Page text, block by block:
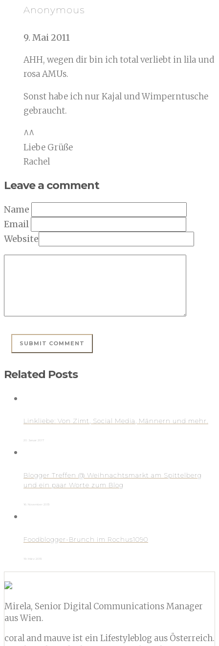
Anonymous
9. Mai 2011
AHH, wegen dir bin ich total verliebt in lila und
rosa AMUs.
Sonst habe ich nur Kajal und Wimperntusche
gebraucht.
^^
Liebe Grüße
Rachel
Leave a comment
Name
Email
Website
Related Posts
Linkliebe: Von Zimt, Social Media, Männern und mehr.
20. Januar 2017
Blogger Treffen @ Weihnachtsmarkt am Spittelberg
und ein paar Worte zum Blog
16. November 2013
Foodblogger-Brunch im Rochus1090
19. März 2013
Mirela, Senior Digital Communications Manager
aus Wien.
coral and mauve ist ein Lifestyleblog aus Österreich.